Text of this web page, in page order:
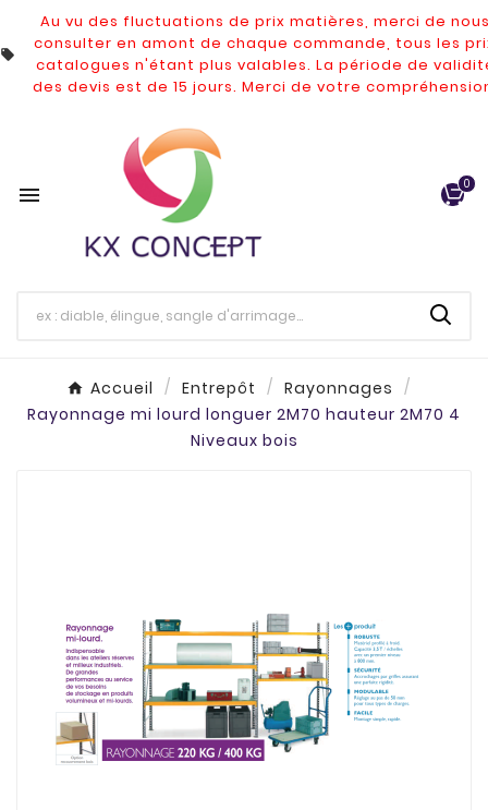

Au vu des fluctuations de prix matières, merci de
consulter en amont de chaque commande, tous les
catalogues n'étant plus valables. La période de
des devis est de 15 jours. Merci de votre
 0
Accueil Entrepôt
Rayonnages
Rayonnage mi lourd longuer 2M70 hauteur 2M70 4
Niveaux bois